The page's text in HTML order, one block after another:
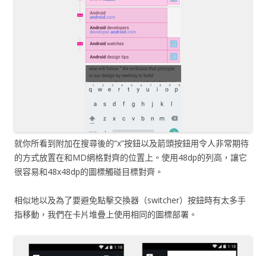
就你所看到附加在搜尋後的“x”按鈕以及箭頭按鈕用令人非常期待
的方式放置在和MD網格對齊的位置上。使用48dp的列高，讓它
很容易和48x48dp的圖標觸碰目標對齊。
相似地以及為了要避免點擊交換器（switcher）按鈕時有太多手
指移動，我們在卡片堆疊上使用相同的圖標部署。